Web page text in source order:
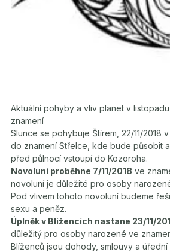
Aktuální pohyby a vliv planet v
znamení
Slunce se pohybuje Štírem, 22/11/2018
do znamení Střelce, kde bude působit
před půlnocí vstoupí do Kozoroha.
Novoluní proběhne 7/11/2018 ve
novoluní je důležité pro osoby
Pod vlivem tohoto novoluní budeme
sexu a peněz.
Úplněk v Blížencích nastane 23/11/
důležitý pro osoby narozené ve
Blíženců jsou dohody, smlouvy a